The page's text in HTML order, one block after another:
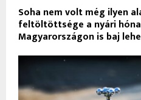
Soha nem volt még ilyen
feltöltöttsége a nyári
Magyarországon is baj